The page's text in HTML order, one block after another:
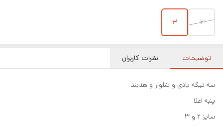
۲ ۳
توضیحات نظرات کاربران
سه تیکه بادی و شلوار و هدبند
پنبه اعلا
سایز ۲ و ۳